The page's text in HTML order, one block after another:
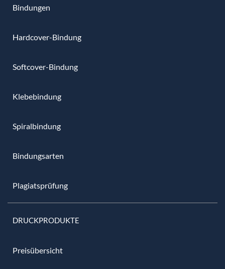
Bindungen
Hardcover-Bindung
Softcover-Bindung
Klebebindung
Spiralbindung
Bindungsarten
Plagiatsprüfung
DRUCKPRODUKTE
Preisübersicht